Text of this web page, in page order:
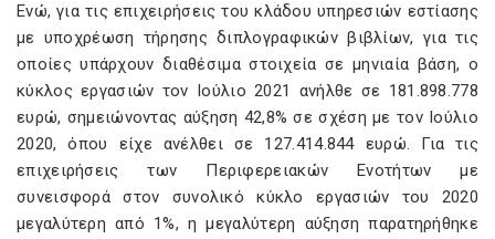
Ενώ, για τις επιχειρήσεις του κλάδου υπηρεσιών εστίασης
με υποχρέωση τήρησης διπλογραφικών βιβλίων, για τις
οποίες υπάρχουν διαθέσιμα στοιχεία σε μηνιαία βάση, ο
κύκλος εργασιών τον Ιούλιο 2021 ανήλθε σε 181.898.778
ευρώ, σημειώνοντας αύξηση 42,8% σε σχέση με τον Ιούλιο
2020, όπου είχε ανέλθει σε 127.414.844 ευρώ. Για τις
επιχειρήσεις των Περιφερειακών Ενοτήτων με
συνεισφορά στον συνολικό κύκλο εργασιών του 2020
μεγαλύτερη από 1%, η μεγαλύτερη αύξηση παρατηρήθηκε